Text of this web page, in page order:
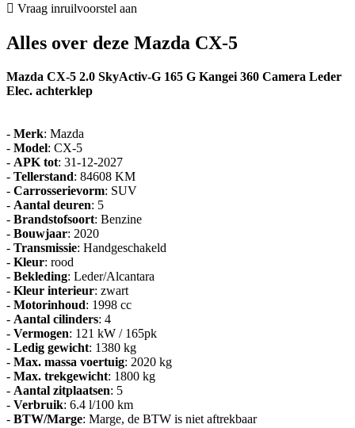
Vraag inruilvoorstel aan
Alles over deze Mazda CX-5
Mazda CX-5 2.0 SkyActiv-G 165 G Kangei 360 Camera Leder
Elec. achterklep
- Merk: Mazda
- Model: CX-5
- APK tot: 31-12-2027
- Tellerstand: 84608 KM
- Carrosserievorm: SUV
- Aantal deuren: 5
- Brandstofsoort: Benzine
- Bouwjaar: 2020
- Transmissie: Handgeschakeld
- Kleur: rood
- Bekleding: Leder/Alcantara
- Kleur interieur: zwart
- Motorinhoud: 1998 cc
- Aantal cilinders: 4
- Vermogen: 121 kW / 165pk
- Ledig gewicht: 1380 kg
- Max. massa voertuig: 2020 kg
- Max. trekgewicht: 1800 kg
- Aantal zitplaatsen: 5
- Verbruik: 6.4 l/100 km
- BTW/Marge: Marge, de BTW is niet aftrekbaar